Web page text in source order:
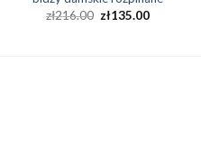
zł216.00 zł135.00